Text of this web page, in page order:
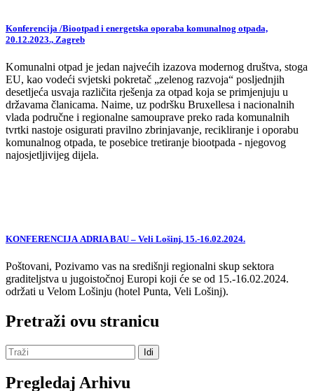
Konferencija /Biootpad i energetska oporaba komunalnog otpada,
20.12.2023., Zagreb
Komunalni otpad je jedan najvećih izazova modernog društva, stoga
EU, kao vodeći svjetski pokretač „zelenog razvoja“ posljednjih
desetljeća usvaja različita rješenja za otpad koja se primjenjuju u
državama članicama. Naime, uz podršku Bruxellesa i nacionalnih
vlada područne i regionalne samouprave preko rada komunalnih
tvrtki nastoje osigurati pravilno zbrinjavanje, recikliranje i oporabu
komunalnog otpada, te posebice tretiranje biootpada - njegovog
najosjetljivijeg dijela.
KONFERENCIJA ADRIA BAU – Veli Lošinj, 15.-16.02.2024.
Poštovani, Pozivamo vas na središnji regionalni skup sektora
graditeljstva u jugoistočnoj Europi koji će se od 15.-16.02.2024.
održati u Velom Lošinju (hotel Punta, Veli Lošinj).
Pretraži ovu stranicu
Pregledaj Arhivu